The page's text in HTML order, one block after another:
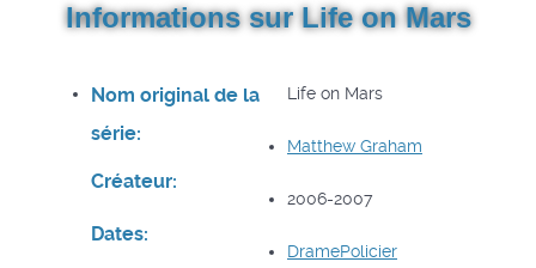
Informations sur Life on Mars
Nom original de la
série:
Life on Mars
Créateur:
Matthew Graham
Dates:
2006-2007
DramePolicier